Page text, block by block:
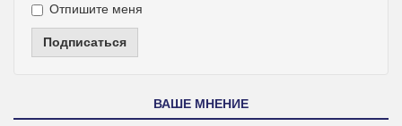
Отпишите меня
Подписаться
ВАШЕ МНЕНИЕ